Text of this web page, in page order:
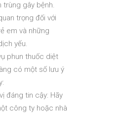
gây bệnh.
trọng đối với
em và những
yếu.
phun thuốc diệt
có một số lưu ý
đáng tin cậy: Hãy
công ty hoặc nhà